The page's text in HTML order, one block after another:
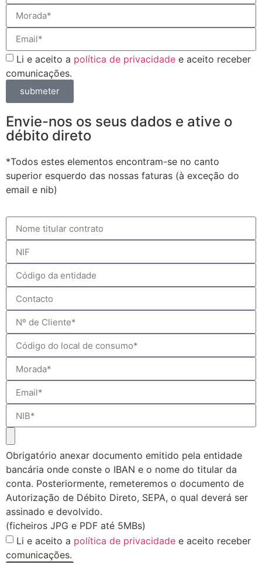
Li e aceito a política de privacidade e aceito receber
comunicações.
submeter
Envie-nos os seus dados e ative o
débito direto
*Todos estes elementos encontram-se no canto
superior esquerdo das nossas faturas (à exceção do
email e nib)
Obrigatório anexar documento emitido pela entidade
bancária onde conste o IBAN e o nome do titular da
conta. Posteriormente, remeteremos o documento de
Autorização de Débito Direto, SEPA, o qual deverá ser
assinado e devolvido.
(ficheiros JPG e PDF até 5MBs)
Li e aceito a política de privacidade e aceito receber
comunicações.